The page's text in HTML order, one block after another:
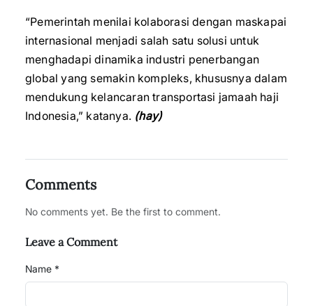
“Pemerintah menilai kolaborasi dengan maskapai
internasional menjadi salah satu solusi untuk
menghadapi dinamika industri penerbangan
global yang semakin kompleks, khususnya dalam
mendukung kelancaran transportasi jamaah haji
Indonesia,” katanya. (hay)
Comments
No comments yet. Be the first to comment.
Leave a Comment
Name *